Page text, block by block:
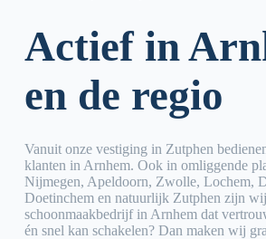
Actief in
en de regio
Vanuit onze vestiging in Zutphen
klanten in Arnhem. Ook in omliggende
Nijmegen, Apeldoorn, Zwolle, Lochem,
Doetinchem en natuurlijk Zutphen zijn
schoonmaakbedrijf in Arnhem dat
én snel kan schakelen? Dan maken wij